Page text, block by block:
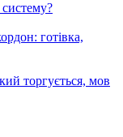
готівка,
торгується, мов